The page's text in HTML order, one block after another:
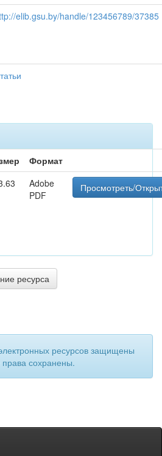
elib.gsu.by/handle/123456789/37385
Формат
Adobe
PDF
Просмотреть/
ресурса
ресурсов защищены
сохранены.